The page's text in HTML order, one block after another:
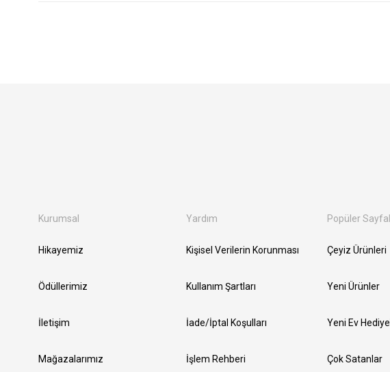
Kurumsal
Hikayemiz
Ödüllerimiz
İletişim
Mağazalarımız
Yardım
Kişisel Verilerin Korunması
Kullanım Şartları
İade/İptal Koşulları
İşlem Rehberi
Popüler
Çeyiz Ürünleri
Yeni Ürünler
Yeni Ev
Çok Satanlar